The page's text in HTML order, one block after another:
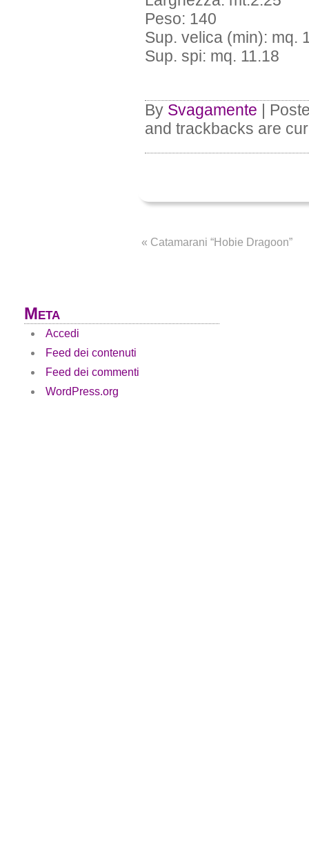
Peso: 140
Sup. velica (min): mq.
Sup. spi: mq. 11.18
By Svagamente |
and trackbacks are
« Catamarani “Hobie Dragoon”
Meta
Accedi
Feed dei contenuti
Feed dei commenti
WordPress.org